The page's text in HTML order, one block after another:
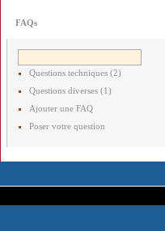
FAQs
Questions techniques (2)
Questions diverses (1)
Ajouter une FAQ
Poser votre question